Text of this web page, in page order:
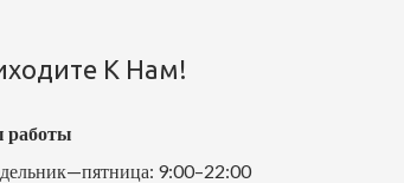
К Нам!
работы
9:00–22:00